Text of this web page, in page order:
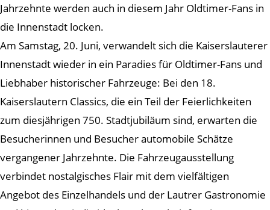
Jahrzehnte werden auch in diesem Jahr Oldtimer-Fans in
die Innenstadt locken.
Am Samstag, 20. Juni, verwandelt sich die Kaiserslauterer
Innenstadt wieder in ein Paradies für Oldtimer-Fans und
Liebhaber historischer Fahrzeuge: Bei den 18.
Kaiserslautern Classics, die ein Teil der Feierlichkeiten
zum diesjährigen 750. Stadtjubiläum sind, erwarten die
Besucherinnen und Besucher automobile Schätze
vergangener Jahrzehnte. Die Fahrzeugausstellung
verbindet nostalgisches Flair mit dem vielfältigen
Angebot des Einzelhandels und der Lautrer Gastronomie